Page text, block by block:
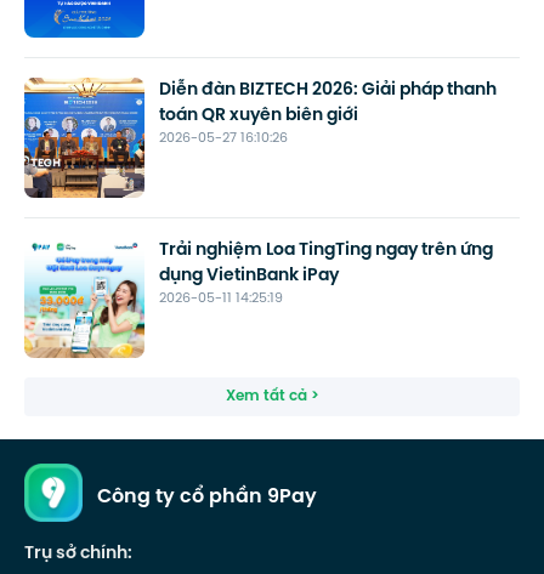
2026-05-27 16:10:26
Diễn đàn BIZTECH 2026: Giải pháp thanh
toán QR xuyên biên giới
2026-05-11 14:25:19
Trải nghiệm Loa TingTing ngay trên ứng
dụng VietinBank iPay
Xem tất cả >
Công ty cổ phần 9Pay
Trụ sở chính: